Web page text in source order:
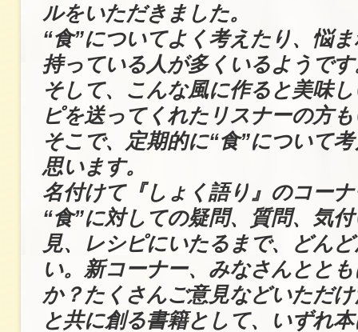
ルをいただきました。
“食”についてよく考えたり、悩
持っている人が多くいるようです
そして、こんな風に作ると美味
ピを送ってくれたリスナーの方
そこで、定期的に“食”について
思います。
名付けて『しょく語り』のコー
“食”に対しての疑問、質問、気
見、レシピにいたるまで、どん
い。新コーナー、みなさんとと
か？たくさんご意見などいただ
と共に創る書籍として、いずれ